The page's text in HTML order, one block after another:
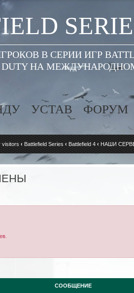
В СЕРИИ ИГР
DUTY НА
УСТАВ ФОРУМ
visitors ‹ Battlefield Series ‹ Battlefield 4 ‹ НАШИ
СООБЩЕНИЕ